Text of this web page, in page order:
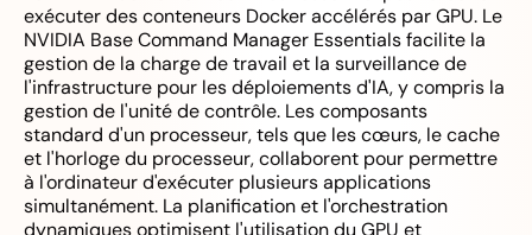
exécuter des conteneurs Docker accélérés par GPU. Le
NVIDIA Base Command Manager Essentials facilite la
gestion de la charge de travail et la surveillance de
l'infrastructure pour les déploiements d'IA, y compris la
gestion de l'unité de contrôle. Les composants
standard d'un processeur, tels que les cœurs, le cache
et l'horloge du processeur, collaborent pour permettre
à l'ordinateur d'exécuter plusieurs applications
simultanément. La planification et l'orchestration
dynamiques optimisent l'utilisation du GPU et